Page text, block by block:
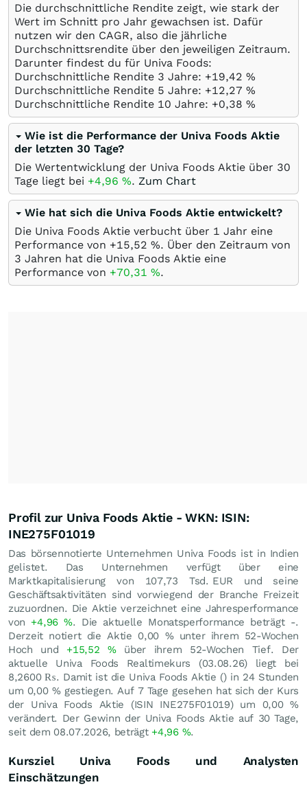
Die durchschnittliche Rendite zeigt, wie stark der
Wert im Schnitt pro Jahr gewachsen ist. Dafür
nutzen wir den CAGR, also die jährliche
Durchschnittsrendite über den jeweiligen Zeitraum.
Darunter findest du für Univa Foods:
Durchschnittliche Rendite 3 Jahre: +19,42 %
Durchschnittliche Rendite 5 Jahre: +12,27 %
Durchschnittliche Rendite 10 Jahre: +0,38 %
Wie ist die Performance der Univa Foods Aktie
der letzten 30 Tage?
Die Wertentwicklung der Univa Foods Aktie über 30
Tage liegt bei +4,96 %. Zum Chart
Wie hat sich die Univa Foods Aktie entwickelt?
Die Univa Foods Aktie verbucht über 1 Jahr eine
Performance von +15,52 %. Über den Zeitraum von
3 Jahren hat die Univa Foods Aktie eine
Performance von +70,31 %.
Profil zur Univa Foods Aktie - WKN: ISIN:
INE275F01019
Das börsennotierte Unternehmen Univa Foods ist in Indien
gelistet. Das Unternehmen verfügt über eine
Marktkapitalisierung von 107,73 Tsd. EUR und seine
Geschäftsaktivitäten sind vorwiegend der Branche Freizeit
zuzuordnen. Die Aktie verzeichnet eine Jahresperformance
von +4,96%. Die aktuelle Monatsperformance beträgt -.
Derzeit notiert die Aktie 0,00 %unter ihrem 52-Wochen
Hoch und +15,52 %über ihrem 52-Wochen Tief. Der
aktuelle Univa Foods Realtimekurs (03.08.26) liegt bei
8,2600 ₨. Damit ist die Univa Foods Aktie () in 24 Stunden
um 0,00 %gestiegen. Auf 7 Tage gesehen hat sich der Kurs
der Univa Foods Aktie (ISIN INE275F01019) um 0,00%
verändert. Der Gewinn der Univa Foods Aktie auf 30 Tage,
seit dem 08.07.2026, beträgt +4,96 %.
Kursziel Univa Foods und Analysten
Einschätzungen